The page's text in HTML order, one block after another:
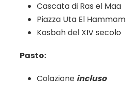
Cascata di Ras el Maa
Piazza Uta El Hammam
Kasbah del XIV secolo
Pasto:
Colazione incluso